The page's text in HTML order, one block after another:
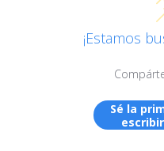
¡Estamos
Sé la